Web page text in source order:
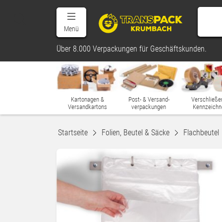
Menü
Über 8.000 Verpackungen für Geschäftskunden.
Kartonagen &
Versandkartons
Post- & Versand-
verpackungen
Startseite Folien, Beutel & Säcke Flachbeutel